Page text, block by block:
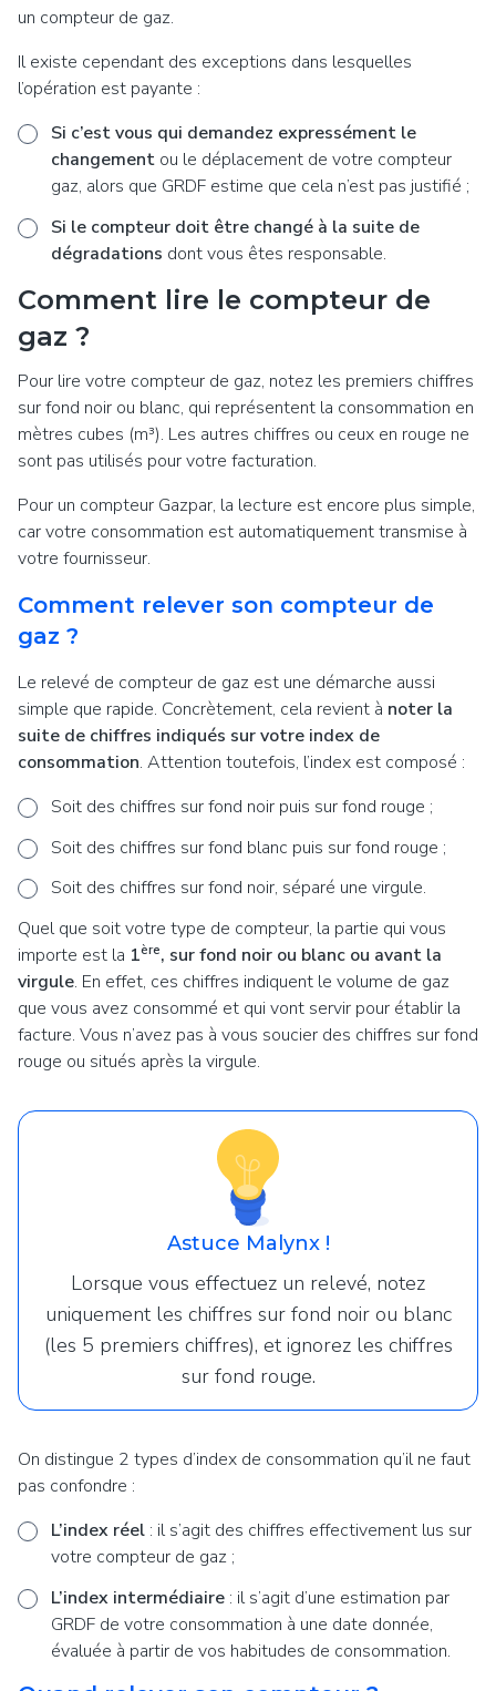
un compteur de gaz.
Il existe cependant des exceptions dans lesquelles
l’opération est payante :
Si c’est vous qui demandez expressément le
changement ou le déplacement de votre compteur
gaz, alors que GRDF estime que cela n’est pas justifié ;
Si le compteur doit être changé à la suite de
dégradations dont vous êtes responsable.
Comment lire le compteur de
gaz ?
Pour lire votre compteur de gaz, notez les premiers chiffres
sur fond noir ou blanc, qui représentent la consommation en
mètres cubes (m³). Les autres chiffres ou ceux en rouge ne
sont pas utilisés pour votre facturation.
Pour un compteur Gazpar, la lecture est encore plus simple,
car votre consommation est automatiquement transmise à
votre fournisseur.
Comment relever son compteur de
gaz ?
Le relevé de compteur de gaz est une démarche aussi
simple que rapide. Concrètement, cela revient à noter la
suite de chiffres indiqués sur votre index de
consommation. Attention toutefois, l’index est composé :
Soit des chiffres sur fond noir puis sur fond rouge ;
Soit des chiffres sur fond blanc puis sur fond rouge ;
Soit des chiffres sur fond noir, séparé une virgule.
Quel que soit votre type de compteur, la partie qui vous
importe est la 1ère, sur fond noir ou blanc ou avant la
virgule. En effet, ces chiffres indiquent le volume de gaz
que vous avez consommé et qui vont servir pour établir la
facture. Vous n’avez pas à vous soucier des chiffres sur fond
rouge ou situés après la virgule.
Astuce Malynx !
Lorsque vous effectuez un relevé, notez
uniquement les chiffres sur fond noir ou blanc
(les 5 premiers chiffres), et ignorez les chiffres
sur fond rouge.
On distingue 2 types d’index de consommation qu’il ne faut
pas confondre :
L’index réel : il s’agit des chiffres effectivement lus sur
votre compteur de gaz ;
L’index intermédiaire : il s’agit d’une estimation par
GRDF de votre consommation à une date donnée,
évaluée à partir de vos habitudes de consommation.